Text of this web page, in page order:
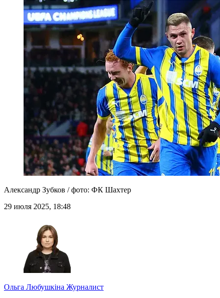
Александр Зубков / фото: ФК Шахтер
29 июля 2025, 18:48
Ольга Любушкіна Журналист